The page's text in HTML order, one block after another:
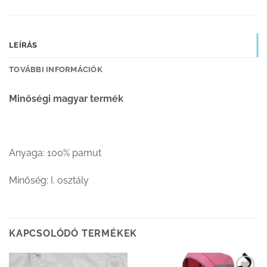
LEÍRÁS
TOVÁBBI INFORMÁCIÓK
Minőségi magyar termék
Anyaga: 100% pamut
Minőség: I. osztály
KAPCSOLÓDÓ TERMÉKEK